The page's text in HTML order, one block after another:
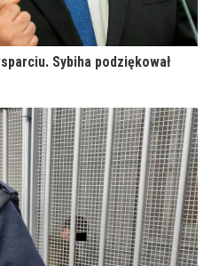
Sybiha podziękował